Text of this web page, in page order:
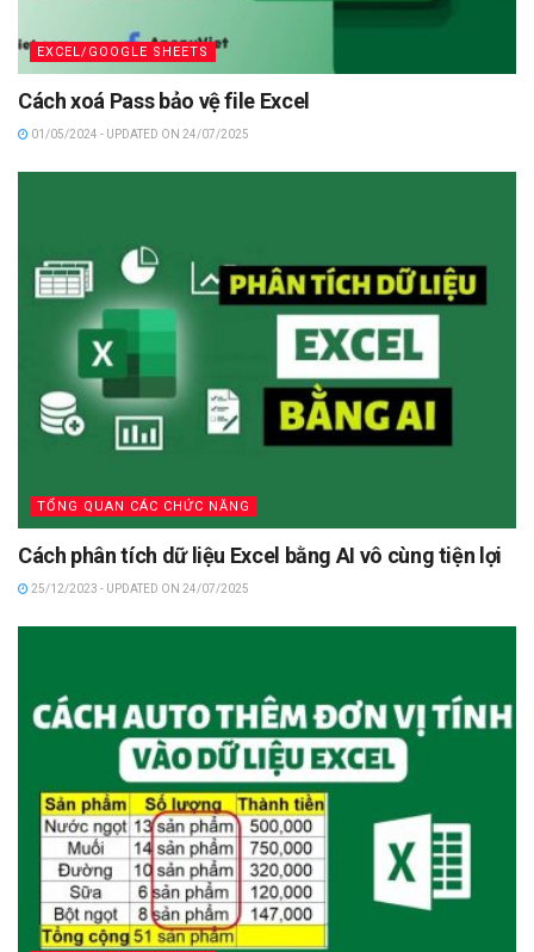
EXCEL/GOOGLE SHEETS
Cách xoá Pass bảo vệ file Excel
01/05/2024 - UPDATED ON 24/07/2025
TỔNG QUAN CÁC CHỨC NĂNG
Cách phân tích dữ liệu Excel bằng AI vô cùng tiện lợi
25/12/2023 - UPDATED ON 24/07/2025